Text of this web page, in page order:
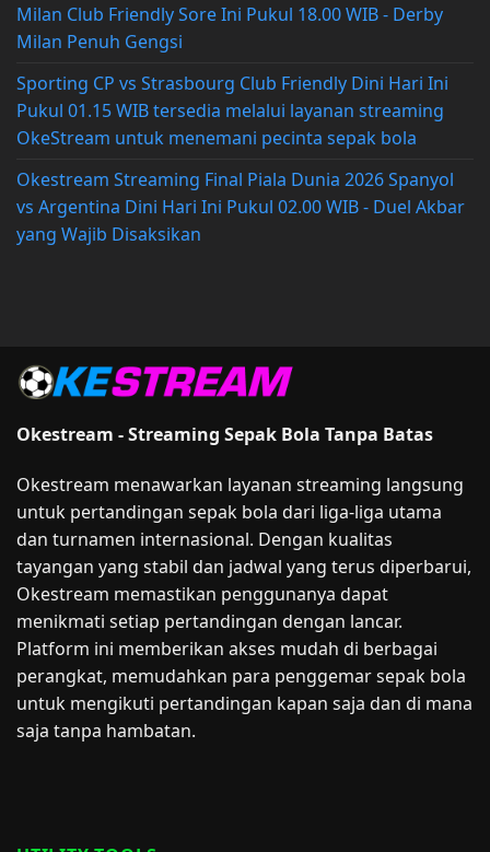
Milan Club Friendly Sore Ini Pukul 18.00 WIB - Derby
Milan Penuh Gengsi
Sporting CP vs Strasbourg Club Friendly Dini Hari Ini
Pukul 01.15 WIB tersedia melalui layanan streaming
OkeStream untuk menemani pecinta sepak bola
Okestream Streaming Final Piala Dunia 2026 Spanyol
vs Argentina Dini Hari Ini Pukul 02.00 WIB - Duel Akbar
yang Wajib Disaksikan
Okestream - Streaming Sepak Bola Tanpa Batas
Okestream menawarkan layanan streaming langsung
untuk pertandingan sepak bola dari liga-liga utama
dan turnamen internasional. Dengan kualitas
tayangan yang stabil dan jadwal yang terus diperbarui,
Okestream memastikan penggunanya dapat
menikmati setiap pertandingan dengan lancar.
Platform ini memberikan akses mudah di berbagai
perangkat, memudahkan para penggemar sepak bola
untuk mengikuti pertandingan kapan saja dan di mana
saja tanpa hambatan.